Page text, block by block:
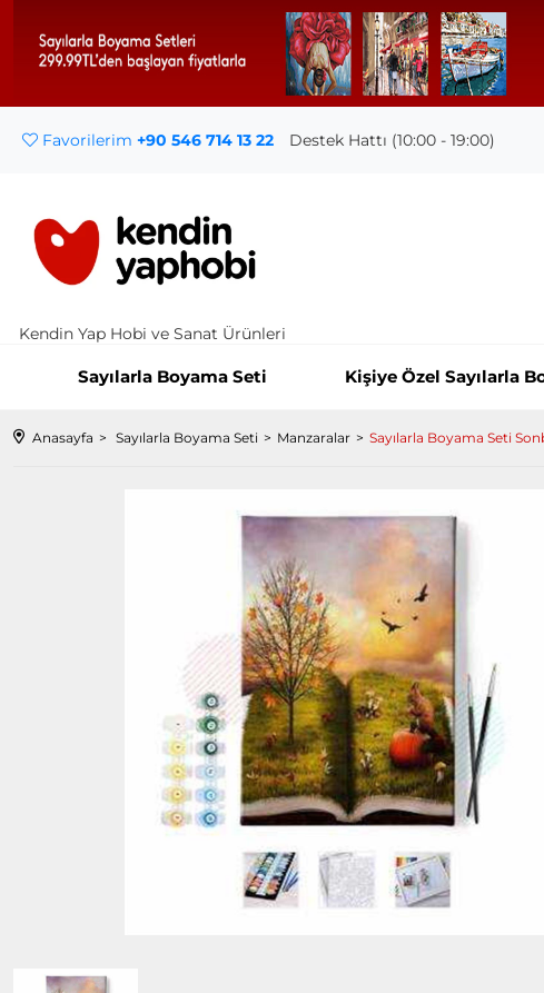
Favorilerim +90 546 714 13 22 Destek Hattı (10:00 - 19:00)
Kendin Yap Hobi ve Sanat Ürünleri
Sayılarla Boyama Seti Kişiye Özel Sayılarla
Anasayfa Sayılarla Boyama Seti Manzaralar Sayılarla Boyama Seti